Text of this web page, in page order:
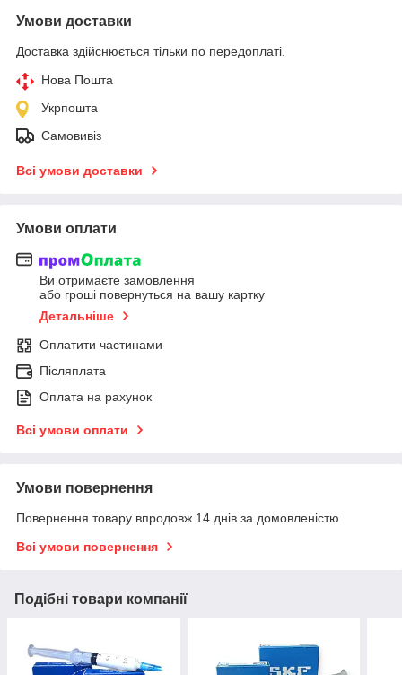
Умови доставки
Доставка здійснюється тільки по передоплаті.
Нова Пошта
Укрпошта
Самовивіз
Всі умови доставки
Умови оплати
Ви отримаєте замовлення
або гроші повернуться на вашу картку
Детальніше
Оплатити частинами
Післяплата
Оплата на рахунок
Всі умови оплати
Умови повернення
Повернення товару впродовж 14 днів за домовленістю
Всі умови повернення
Подібні товари компанії